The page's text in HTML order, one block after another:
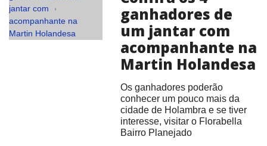
ganhadores de
um jantar com
acompanhante na
Martin Holandesa
Os ganhadores poderão
conhecer um pouco mais da
cidade de Holambra e se tiver
interesse, visitar o Florabella
Bairro Planejado